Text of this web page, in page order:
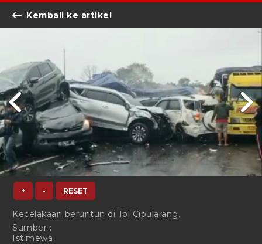
Kembali ke artikel
+ - RESET
Kecelakaan beruntun di Tol Cipularang.
Sumber :
Istimewa